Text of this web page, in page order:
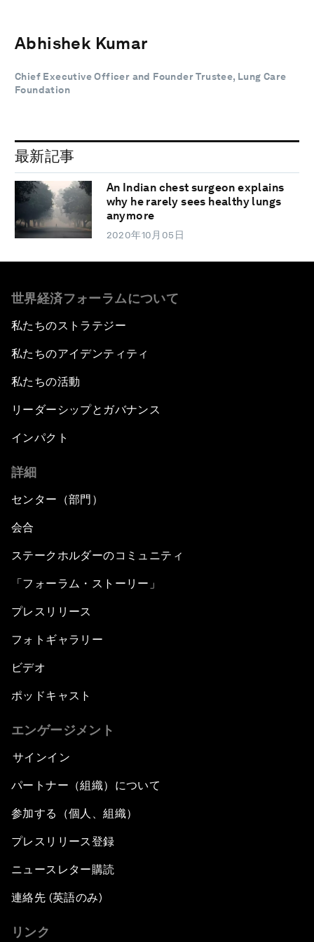
Abhishek Kumar
Chief Executive Officer and Founder Trustee, Lung Care
Foundation
最新記事
An Indian chest surgeon explains
why he rarely sees healthy lungs
anymore
2020年10月05日
世界経済フォーラムについて
私たちのストラテジー
私たちのアイデンティティ
私たちの活動
リーダーシップとガバナンス
インパクト
詳細
センター（部門）
会合
ステークホルダーのコミュニティ
「フォーラム・ストーリー」
プレスリリース
フォトギャラリー
ビデオ
ポッドキャスト
エンゲージメント
サインイン
パートナー（組織）について
参加する（個人、組織）
プレスリリース登録
ニュースレター購読
連絡先 (英語のみ)
リンク